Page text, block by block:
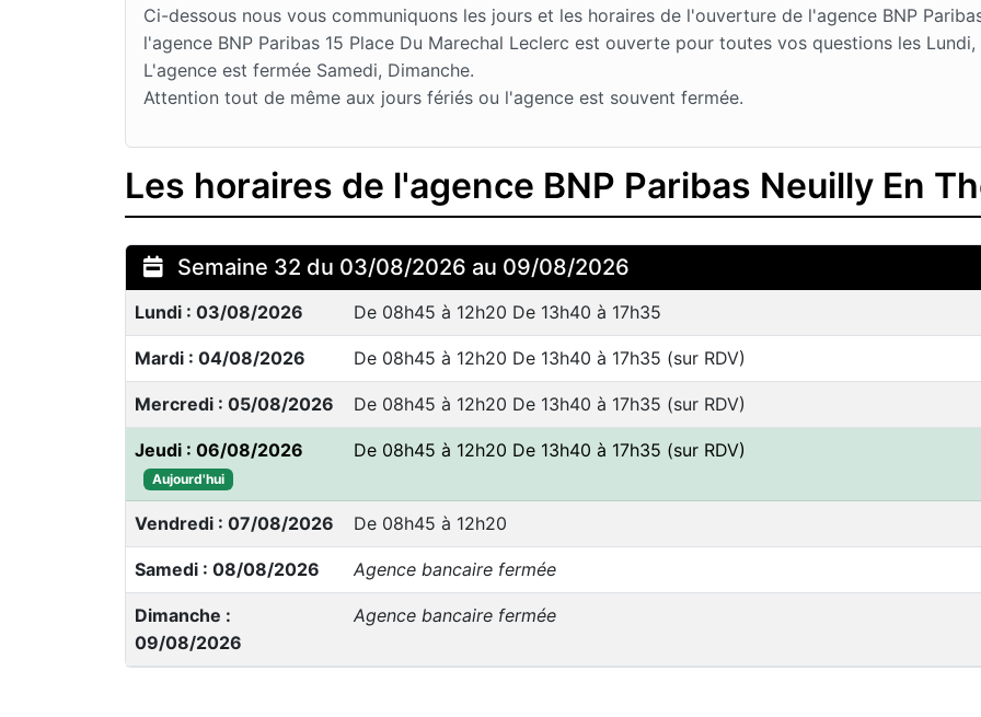
Ci-dessous nous vous communiquons les jours et les horaires de l'ouverture de l'agence BNP
l'agence BNP Paribas 15 Place Du Marechal Leclerc est ouverte pour toutes vos questions les
L'agence est fermée Samedi, Dimanche.
Attention tout de même aux jours fériés ou l'agence est souvent fermée.
Les horaires de l'agence BNP Paribas Neuilly En
Semaine 32 du 03/08/2026 au 09/08/2026
Lundi : 03/08/2026 De 08h45 à 12h20 De 13h40 à 17h35
Mardi : 04/08/2026 De 08h45 à 12h20 De 13h40 à 17h35 (sur RDV)
Mercredi : 05/08/2026 De 08h45 à 12h20 De 13h40 à 17h35 (sur RDV)
Jeudi : 06/08/2026
Aujourd'hui
De 08h45 à 12h20 De 13h40 à 17h35 (sur RDV)
Vendredi : 07/08/2026 De 08h45 à 12h20
Samedi : 08/08/2026 Agence bancaire fermée
Dimanche :
09/08/2026
Agence bancaire fermée